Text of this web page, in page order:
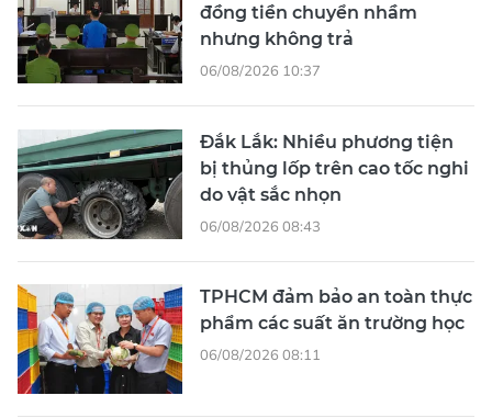
đồng tiền chuyển nhầm
nhưng không trả
06/08/2026 10:37
Đắk Lắk: Nhiều phương tiện
bị thủng lốp trên cao tốc nghi
do vật sắc nhọn
06/08/2026 08:43
TPHCM đảm bảo an toàn thực
phẩm các suất ăn trường học
06/08/2026 08:11